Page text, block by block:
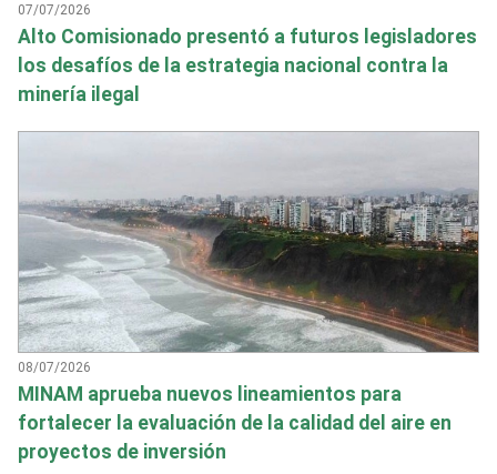
07/07/2026
Alto Comisionado presentó a futuros legisladores
los desafíos de la estrategia nacional contra la
minería ilegal
08/07/2026
MINAM aprueba nuevos lineamientos para
fortalecer la evaluación de la calidad del aire en
proyectos de inversión